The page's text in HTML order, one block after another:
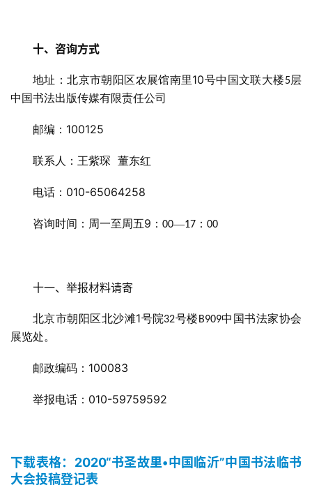
十、咨询方式
地址：北京市朝阳区农展馆南里10号中国文联大楼5层
中国书法出版传媒有限责任公司
邮编： 100125
联系人：王紫琛 董东红
电话： 010-65064258
咨询时间：周一至周五9 ： 00—17 ： 00
十一、举报材料请寄
北京市朝阳区北沙滩1号院32号楼 B909中国书法家协会
展览处。
邮政编码： 100083
举报电话： 010-59759592
下载表格：2020“书圣故里•中国临沂”中国书法临书
大会投稿登记表